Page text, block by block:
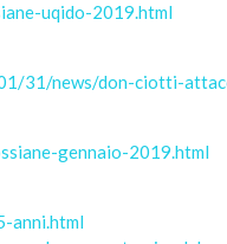
uqido-2019.html
31/news/don-ciotti-
gennaio-2019.html
anni.html